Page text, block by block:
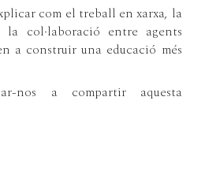
com el treball en xarxa, la
col·laboració entre agents
a construir una educació més
nos a compartir aquesta